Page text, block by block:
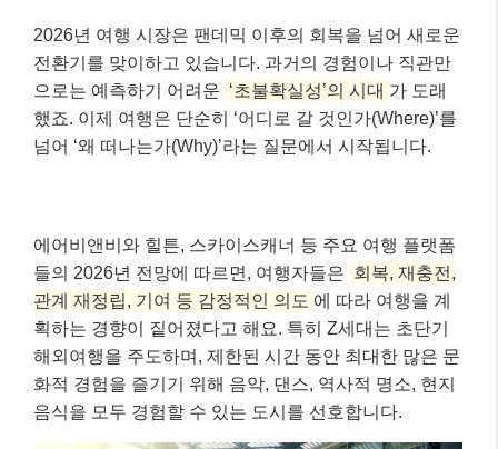
2026년 여행 시장은 팬데믹 이후의 회복을 넘어 새로운
전환기를 맞이하고 있습니다. 과거의 경험이나 직관만
으로는 예측하기 어려운 ‘초불확실성’의 시대 가 도래
했죠. 이제 여행은 단순히 ‘어디로 갈 것인가(Where)’를
넘어 ‘왜 떠나는가(Why)’라는 질문에서 시작됩니다.
에어비앤비와 힐튼, 스카이스캐너 등 주요 여행 플랫폼
들의 2026년 전망에 따르면, 여행자들은 회복, 재충전,
관계 재정립, 기여 등 감정적인 의도 에 따라 여행을 계
획하는 경향이 짙어졌다고 해요. 특히 Z세대는 초단기
해외여행을 주도하며, 제한된 시간 동안 최대한 많은 문
화적 경험을 즐기기 위해 음악, 댄스, 역사적 명소, 현지
음식을 모두 경험할 수 있는 도시를 선호합니다.